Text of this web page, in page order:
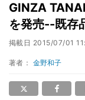
GINZA
を発売--既存
掲載日 2015/07/01
著者： 金野和子